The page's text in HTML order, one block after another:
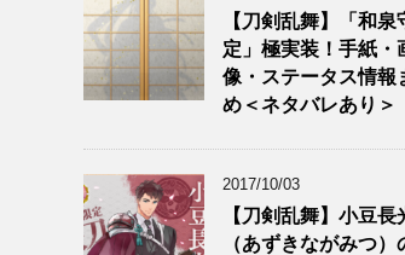
【刀剣乱舞】「和泉
定」極実装！手紙・
像・ステータス情報
め＜ネタバレあり＞
2017/10/03
【刀剣乱舞】小豆長
（あずきながみつ）